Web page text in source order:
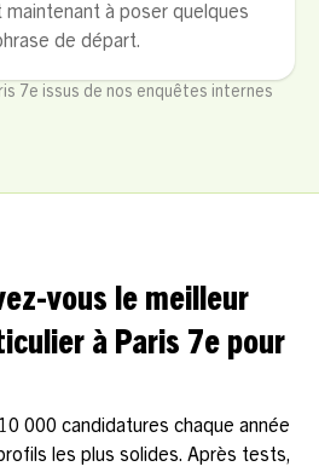
maintenant à poser quelques
de départ.
7e issus de nos enquêtes internes
vous le meilleur
à Paris 7e pour
000 candidatures chaque année
les plus solides. Après tests,